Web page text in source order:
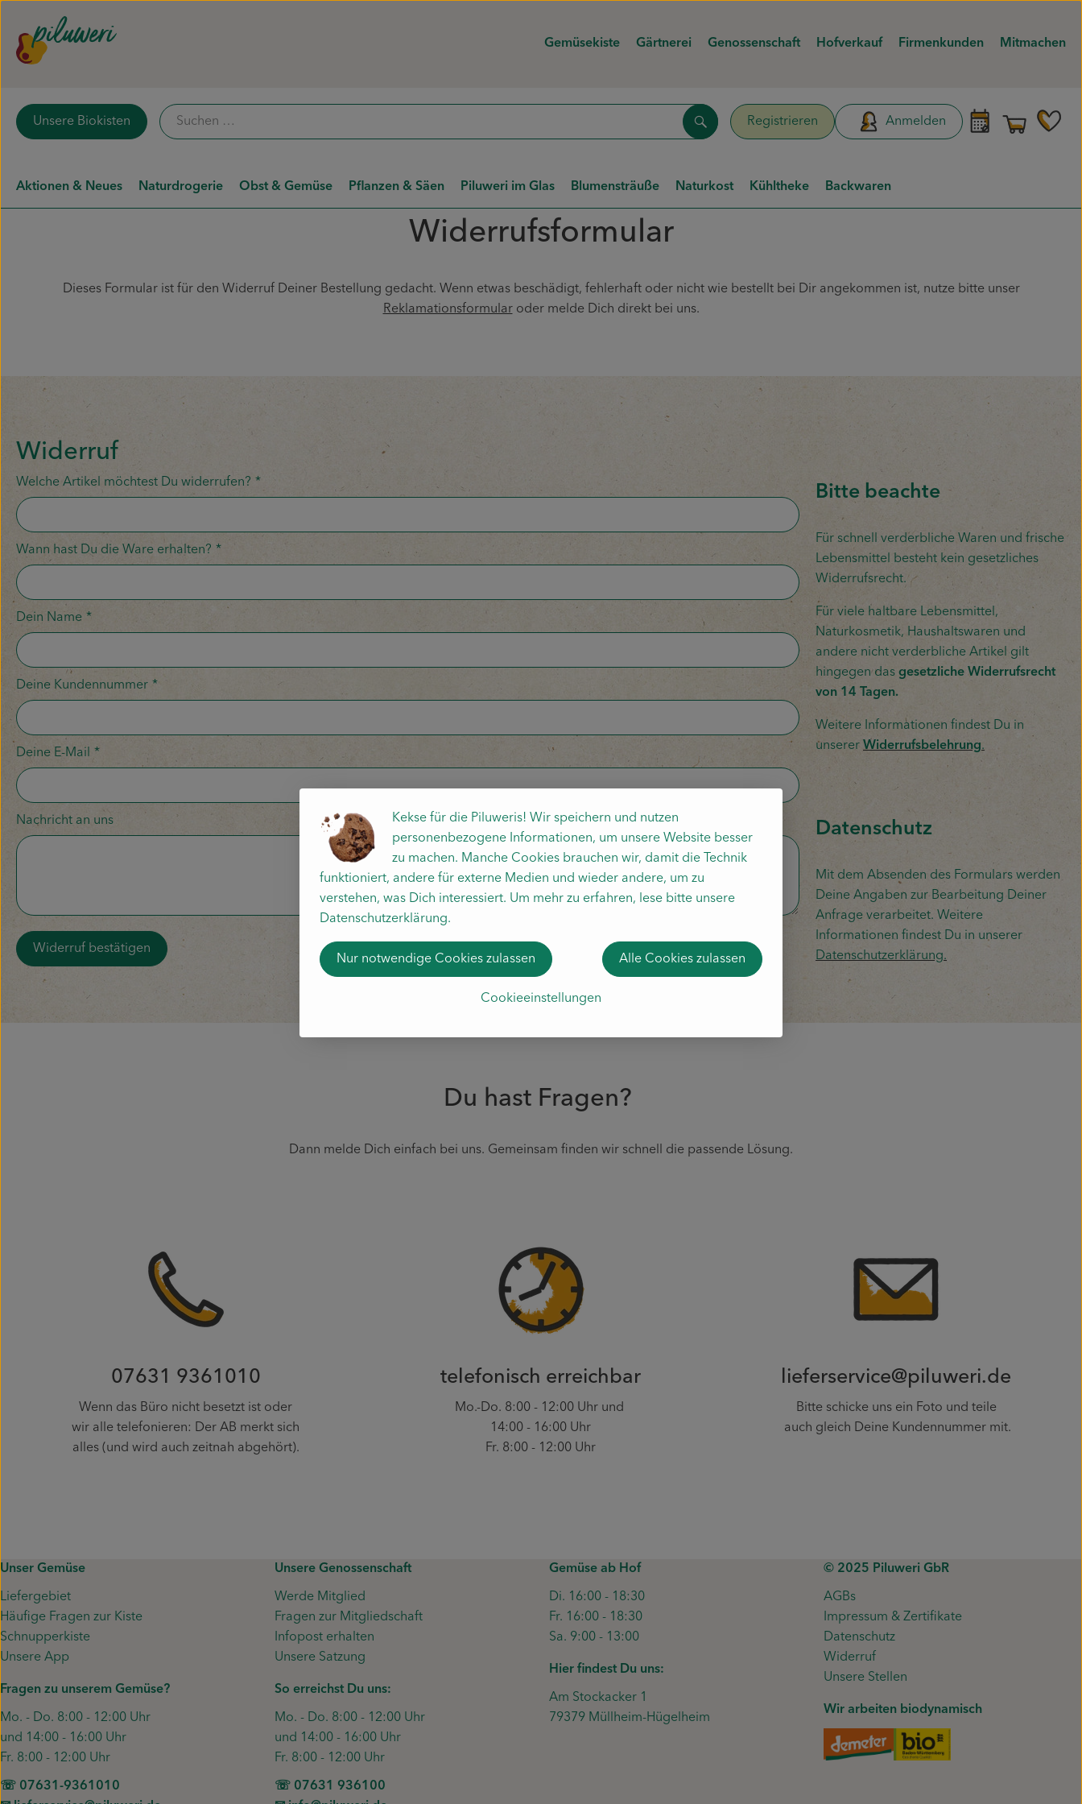
Gemüsekiste Gärtnerei Genossenschaft Hofverkauf Firmenkunden Mitmachen
Registrieren Anmelden
Suchen
Unsere Biokisten
Aktionen & Neues Naturdrogerie Obst & Gemüse Pflanzen & Säen Piluweri im Glas Blumensträuße Naturkost Kühltheke Backwaren
Widerrufsformular
Dieses Formular ist für den Widerruf Deiner Bestellung gedacht. Wenn etwas beschädigt, fehlerhaft oder nicht wie bestellt bei Dir angekommen ist, nutze bitte unser
Reklamationsformularoder melde Dich direkt bei uns.
Widerruf
Welche Artikel möchtest Du widerrufen? *
Wann hast Du die Ware erhalten? *
Dein Name *
Deine Kundennummer *
Deine E-Mail *
Nachricht an uns
Widerruf bestätigen
Bitte beachte
Für schnell verderbliche Waren und frische
Lebensmittel besteht kein gesetzliches
Widerrufsrecht.
Für viele haltbare Lebensmittel,
Naturkosmetik, Haushaltswaren und
andere nicht verderbliche Artikel gilt
hingegen das gesetzliche Widerrufsrecht
von 14 Tagen.
Weitere Informationen findest Du in
unserer Widerrufsbelehrung.
Datenschutz
Mit dem Absenden des Formulars werden
Deine Angaben zur Bearbeitung Deiner
Anfrage verarbeitet. Weitere
Informationen findest Du in unserer
Datenschutzerklärung.
Du hast Fragen?
Dann melde Dich einfach bei uns. Gemeinsam finden wir schnell die passende Lösung.
07631 9361010
Wenn das Büro nicht besetzt ist oder
wir alle telefonieren: Der AB merkt sich
alles (und wird auch zeitnah abgehört).
telefonisch erreichbar
Mo.-Do. 8:00 - 12:00 Uhr und
14:00 - 16:00 Uhr
Fr. 8:00 - 12:00 Uhr
lieferservice@piluweri.de
Bitte schicke uns ein Foto und teile
auch gleich Deine Kundennummer mit.
Unser Gemüse
Liefergebiet
Häufige Fragen zur Kiste
Schnupperkiste
Unsere App
Fragen zu unserem Gemüse?
Mo. - Do. 8:00 - 12:00 Uhr
und 14:00 - 16:00 Uhr
Fr. 8:00 - 12:00 Uhr
☏ 07631-9361010
Unsere Genossenschaft
Werde Mitglied
Fragen zur Mitgliedschaft
Infopost erhalten
Unsere Satzung
So erreichst Du uns:
Mo. - Do. 8:00 - 12:00 Uhr
und 14:00 - 16:00 Uhr
Fr. 8:00 - 12:00 Uhr
☏ 07631 936100
Gemüse ab Hof
Di. 16:00 - 18:30
Fr. 16:00 - 18:30
Sa. 9:00 - 13:00
Hier findest Du uns:
Am Stockacker 1
79379 Müllheim-Hügelheim
© 2025 Piluweri GbR
AGBs
Impressum & Zertifikate
Datenschutz
Widerruf
Unsere Stellen
Wir arbeiten biodynamisch
Externer Link zu https://
Kekse für die Piluweris! Wir speichern und nutzen
personenbezogene Informationen, um unsere Website besser
zu machen. Manche Cookies brauchen wir, damit die Technik
funktioniert, andere für externe Medien und wieder andere, um zu
verstehen, was Dich interessiert. Um mehr zu erfahren, lese bitte unsere
Datenschutzerklärung.
Cookieeinstellungen
Nur notwendige Cookies zulassen Alle Cookies zulassen